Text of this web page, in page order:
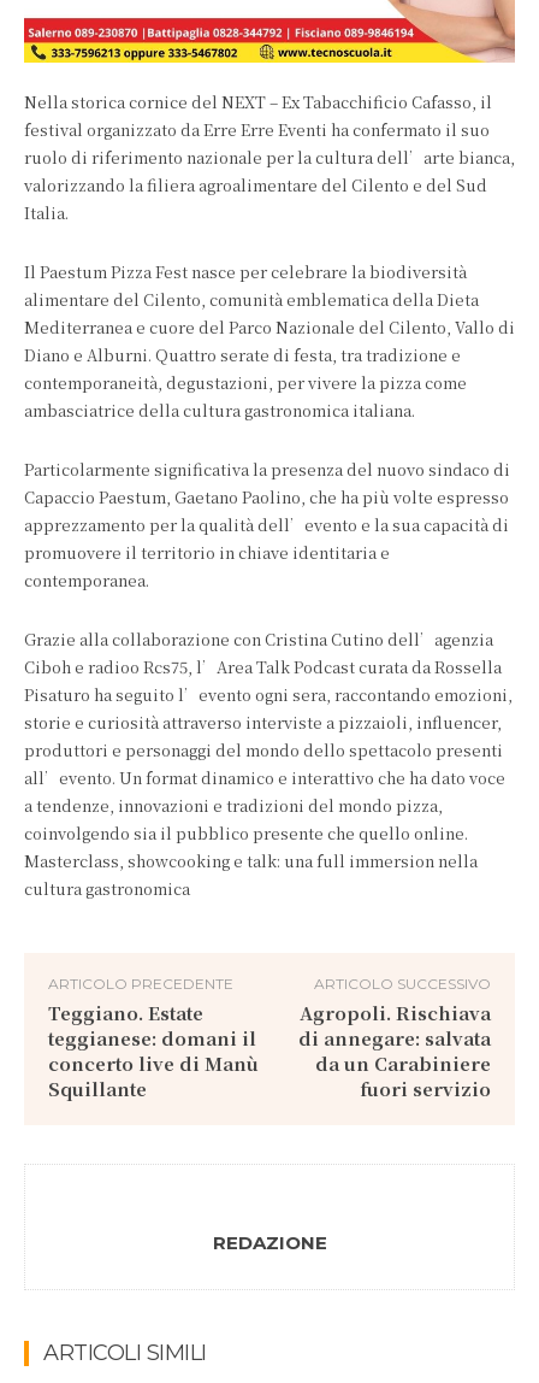
Nella storica cornice del NEXT – Ex Tabacchificio Cafasso, il
festival organizzato da Erre Erre Eventi ha confermato il suo
ruolo di riferimento nazionale per la cultura dell’arte bianca,
valorizzando la filiera agroalimentare del Cilento e del Sud
Italia.
Il Paestum Pizza Fest nasce per celebrare la biodiversità
alimentare del Cilento, comunità emblematica della Dieta
Mediterranea e cuore del Parco Nazionale del Cilento, Vallo di
Diano e Alburni. Quattro serate di festa, tra tradizione e
contemporaneità, degustazioni, per vivere la pizza come
ambasciatrice della cultura gastronomica italiana.
Particolarmente significativa la presenza del nuovo sindaco di
Capaccio Paestum, Gaetano Paolino, che ha più volte espresso
apprezzamento per la qualità dell’evento e la sua capacità di
promuovere il territorio in chiave identitaria e
contemporanea.
Grazie alla collaborazione con Cristina Cutino dell’agenzia
Ciboh e radioo Rcs75, l’Area Talk Podcast curata da Rossella
Pisaturo ha seguito l’evento ogni sera, raccontando emozioni,
storie e curiosità attraverso interviste a pizzaioli, influencer,
produttori e personaggi del mondo dello spettacolo presenti
all’evento. Un format dinamico e interattivo che ha dato voce
a tendenze, innovazioni e tradizioni del mondo pizza,
coinvolgendo sia il pubblico presente che quello online.
Masterclass, showcooking e talk: una full immersion nella
cultura gastronomica
ARTICOLO PRECEDENTE
Teggiano. Estate
teggianese: domani il
concerto live di Manù
Squillante
ARTICOLO SUCCESSIVO
Agropoli. Rischiava
di annegare: salvata
da un Carabiniere
fuori servizio
REDAZIONE
ARTICOLI SIMILI